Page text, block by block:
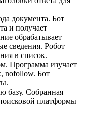
документа. Бот
и получает
обрабатывает
сведения. Робот
в список.
Программа изучает
nofollow. Бот
базу. Собранная
платформы